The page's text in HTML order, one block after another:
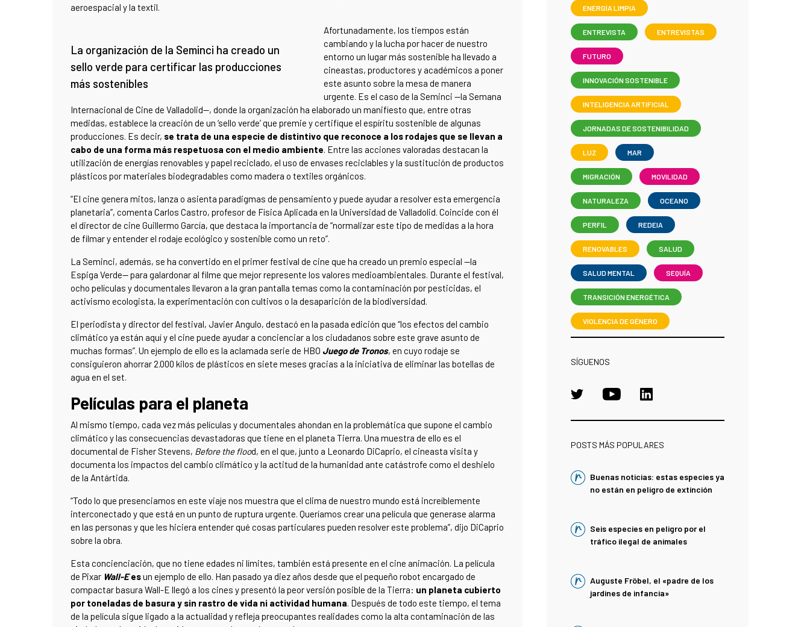
aeroespacial y la textil.
La organización de la Seminci ha creado un
sello verde para certificar las producciones
más sostenibles
Afortunadamente, los tiempos están
cambiando y la lucha por hacer de nuestro
entorno un lugar más sostenible ha llevado a
cineastas, productores y académicos a poner
este asunto sobre la mesa de manera
urgente. Es el caso de la Seminci —la Semana
Internacional de Cine de Valladolid—, donde la organización ha elaborado un manifiesto que, entre otras
medidas, establece la creación de un ‘sello verde’ que premie y certifique el espíritu sostenible de algunas
producciones. Es decir, se trata de una especie de distintivo que reconoce a los rodajes que se llevan a
cabo de una forma más respetuosa con el medio ambiente. Entre las acciones valoradas destacan la
utilización de energías renovables y papel reciclado, el uso de envases reciclables y la sustitución de productos
plásticos por materiales biodegradables como madera o textiles orgánicos.
“El cine genera mitos, lanza o asienta paradigmas de pensamiento y puede ayudar a resolver esta emergencia
planetaria”, comenta Carlos Castro, profesor de Física Aplicada en la Universidad de Valladolid. Coincide con él
el director de cine Guillermo García, que destaca la importancia de “normalizar este tipo de medidas a la hora
de filmar y entender el rodaje ecológico y sostenible como un reto”.
La Seminci, además, se ha convertido en el primer festival de cine que ha creado un premio especial —la
Espiga Verde— para galardonar al filme que mejor represente los valores medioambientales. Durante el festival,
ocho películas y documentales llevaron a la gran pantalla temas como la contaminación por pesticidas, el
activismo ecologista, la experimentación con cultivos o la desaparición de la biodiversidad.
El periodista y director del festival, Javier Angulo, destacó en la pasada edición que “los efectos del cambio
climático ya están aquí y el cine puede ayudar a concienciar a los ciudadanos sobre este grave asunto de
muchas formas”. Un ejemplo de ello es la aclamada serie de HBO Juego de Tronos, en cuyo rodaje se
consiguieron ahorrar 2.000 kilos de plásticos en siete meses gracias a la iniciativa de eliminar las botellas de
agua en el set.
Películas para el planeta
Al mismo tiempo, cada vez más películas y documentales ahondan en la problemática que supone el cambio
climático y las consecuencias devastadoras que tiene en el planeta Tierra. Una muestra de ello es el
documental de Fisher Stevens, Before the flood, en el que, junto a Leonardo DiCaprio, el cineasta visita y
documenta los impactos del cambio climático y la actitud de la humanidad ante catástrofe como el deshielo
de la Antártida.
“Todo lo que presenciamos en este viaje nos muestra que el clima de nuestro mundo está increíblemente
interconectado y que está en un punto de ruptura urgente. Queríamos crear una película que generase alarma
en las personas y que les hiciera entender qué cosas particulares pueden resolver este problema”, dijo DiCaprio
sobre la obra.
Esta concienciación, que no tiene edades ni límites, también está presente en el cine animación. La película
de Pixar Wall-Eesun ejemplo de ello. Han pasado ya diez años desde que el pequeño robot encargado de
compactar basura Wall-E llegó a los cines y presentó la peor versión posible de la Tierra: un planeta cubierto
por toneladas de basura y sin rastro de vida ni actividad humana. Después de todo este tiempo, el tema
de la película sigue ligado a la actualidad y refleja preocupantes realidades como la alta contaminación de las
ENERGÍA LIMPIA
ENTREVISTA ENTREVISTAS
FUTURO
INNOVACIÓN SOSTENIBLE
INTELIGENCIA ARTIFICIAL
JORNADAS DE SOSTENIBILIDAD
LUZ MAR
MIGRACIÓN MOVILIDAD
NATURALEZA OCEANO
PERFIL REDEIA
RENOVABLES SALUD
SALUD MENTAL SEQUÍA
TRANSICIÓN ENERGÉTICA
VIOLENCIA DE GÉNERO
SÍGUENOS
POSTS MÁS POPULARES
Buenas noticias: estas especies ya
no están en peligro de extinción
Seis especies en peligro por el
tráfico ilegal de animales
Auguste Fröbel, el «padre de los
jardines de infancia»